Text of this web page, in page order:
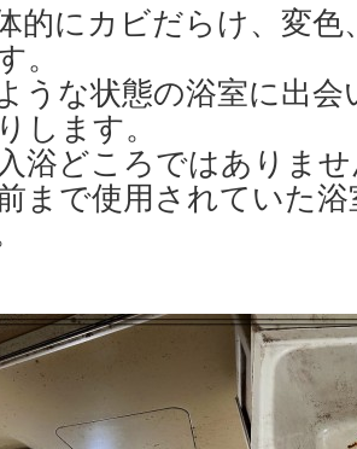
的にカビだらけ、変
。
うな状態の浴室に出
します。
浴どころではありま
まで使用されていた